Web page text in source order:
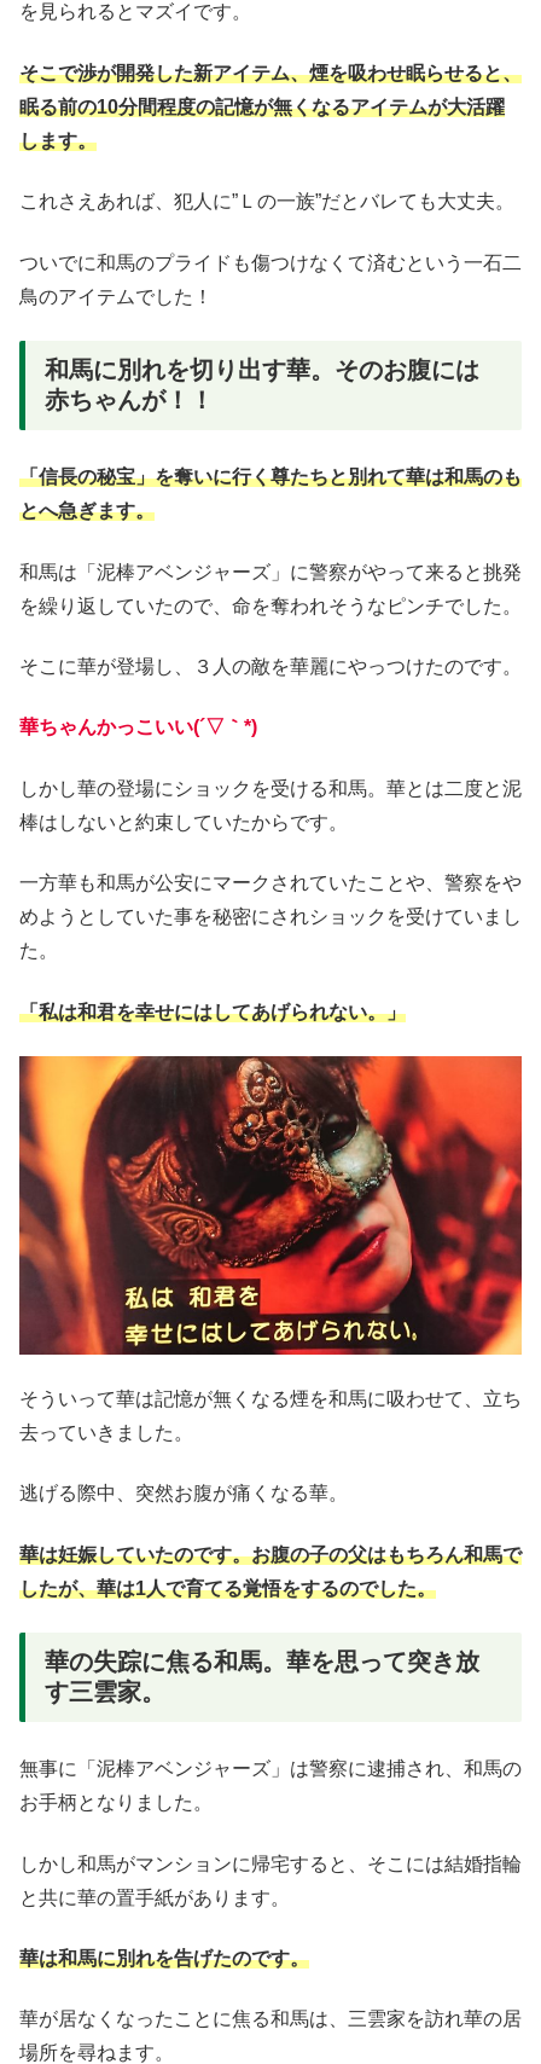
を見られるとマズイです。
そこで渉が開発した新アイテム、煙を吸わせ眠らせると、
眠る前の10分間程度の記憶が無くなるアイテムが大活躍
します。
これさえあれば、犯人に”Ｌの一族”だとバレても大丈夫。
ついでに和馬のプライドも傷つけなくて済むという一石二
鳥のアイテムでした！
和馬に別れを切り出す華。そのお腹には
赤ちゃんが！！
「信長の秘宝」を奪いに行く尊たちと別れて華は和馬のも
とへ急ぎます。
和馬は「泥棒アベンジャーズ」に警察がやって来ると挑発
を繰り返していたので、命を奪われそうなピンチでした。
そこに華が登場し、３人の敵を華麗にやっつけたのです。
華ちゃんかっこいい(´▽｀*)
しかし華の登場にショックを受ける和馬。華とは二度と泥
棒はしないと約束していたからです。
一方華も和馬が公安にマークされていたことや、警察をや
めようとしていた事を秘密にされショックを受けていまし
た。
「私は和君を幸せにはしてあげられない。」
そういって華は記憶が無くなる煙を和馬に吸わせて、立ち
去っていきました。
逃げる際中、突然お腹が痛くなる華。
華は妊娠していたのです。お腹の子の父はもちろん和馬で
したが、華は1人で育てる覚悟をするのでした。
華の失踪に焦る和馬。華を思って突き放
す三雲家。
無事に「泥棒アベンジャーズ」は警察に逮捕され、和馬の
お手柄となりました。
しかし和馬がマンションに帰宅すると、そこには結婚指輪
と共に華の置手紙があります。
華は和馬に別れを告げたのです。
華が居なくなったことに焦る和馬は、三雲家を訪れ華の居
場所を尋ねます。